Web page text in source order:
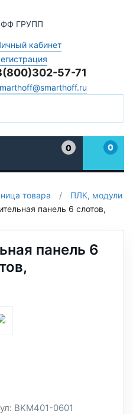
кабинет
57-71
0
0
товара /
ПЛК, модули
панель 6 слотов,
панель 6
BKM401-0601